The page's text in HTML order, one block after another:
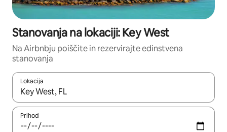
Stanovanja na lokaciji: Key West
Na Airbnbju poiščite in rezervirajte edinstvena
stanovanja
Lokacija
Ko so rezultati na voljo, krmarite s puščičnima tipkama gor in
Prihod